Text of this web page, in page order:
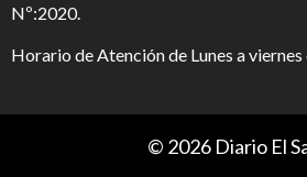
Nº:2020.
Horario de Atención de Lunes a viernes
© 2026 Diario El